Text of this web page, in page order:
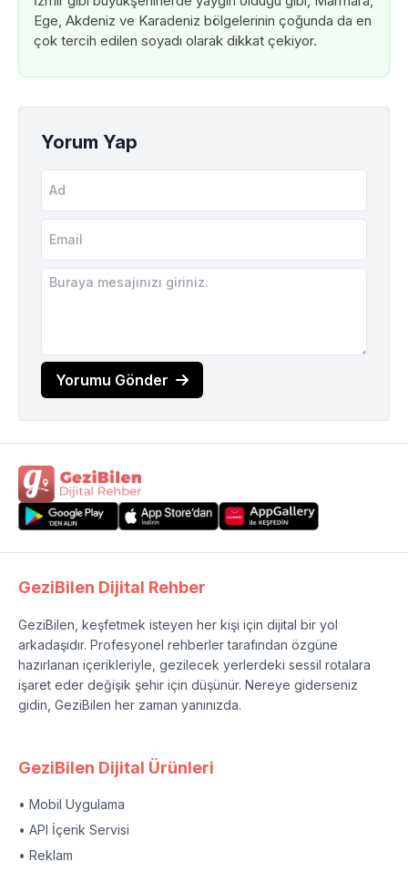
Ege, Akdeniz ve Karadeniz bölgelerinin çoğunda da en
çok tercih edilen soyadı olarak dikkat çekiyor.
Yorum Yap
Yorumu Gönder
GeziBilen Dijital Rehber
GeziBilen, keşfetmek isteyen her kişi için dijital bir yol
arkadaşıdır. Profesyonel rehberler tarafından özgüne
hazırlanan içerikleriyle, gezilecek yerlerdeki sessil rotalara
işaret eder değişik şehir için düşünür. Nereye giderseniz
gidin, GeziBilen her zaman yanınızda.
GeziBilen Dijital Ürünleri
• Mobil Uygulama
• API İçerik Servisi
• Reklam